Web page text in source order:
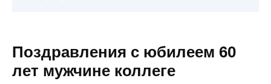
Поздравления с юбилеем 60
лет мужчине коллеге